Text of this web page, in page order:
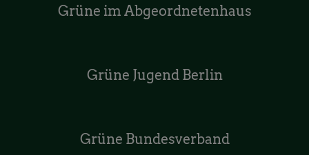
Grüne im Abgeordnetenhaus
Grüne Jugend Berlin
Grüne Bundesverband